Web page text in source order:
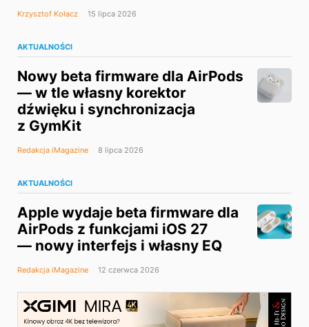
Krzysztof Kołacz 15 lipca 2026
AKTUALNOŚCI
Nowy beta firmware dla AirPods
— w tle własny korektor
dźwięku i synchronizacja
z GymKit
Redakcja iMagazine 8 lipca 2026
AKTUALNOŚCI
Apple wydaje beta firmware dla
AirPods z funkcjami iOS 27
— nowy interfejs i własny EQ
Redakcja iMagazine 12 czerwca 2026